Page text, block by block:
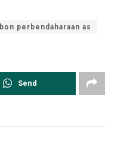
bon perbendaharaan as
Send